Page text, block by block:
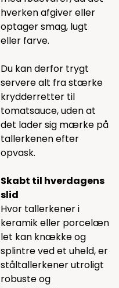
hverken afgiver eller
optager smag, lugt
eller farve.
Du kan derfor trygt
servere alt fra stærke
krydderretter til
tomatsauce, uden at
det lader sig mærke på
tallerkenen efter
opvask.
Skabt til hverdagens
slid
Hvor tallerkener i
keramik eller porcelæn
let kan knække og
splintre ved et uheld, er
ståltallerkener utroligt
robuste og